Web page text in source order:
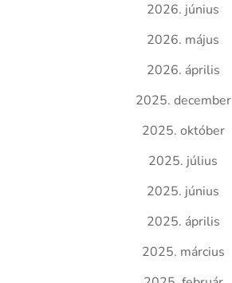
2026. június
2026. május
2026. április
2025. december
2025. október
2025. július
2025. június
2025. április
2025. március